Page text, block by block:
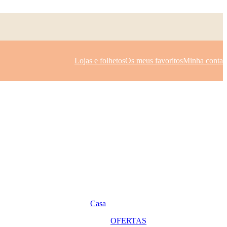
Lojas e folhetosOs meus favoritosMinha conta
Casa
OFERTAS